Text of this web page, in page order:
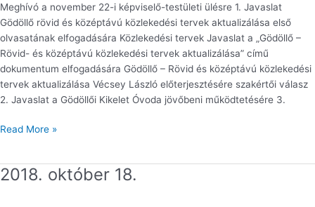
Meghívó a november 22-i képviselő-testületi ülésre 1. Javaslat
Gödöllő rövid és középtávú közlekedési tervek aktualizálása első
olvasatának elfogadására Közlekedési tervek Javaslat a „Gödöllő –
Rövid- és középtávú közlekedési tervek aktualizálása” című
dokumentum elfogadására Gödöllő – Rövid és középtávú közlekedési
tervek aktualizálása Vécsey László előterjesztésére szakértői válasz
2. Javaslat a Gödöllői Kikelet Óvoda jövőbeni működtetésére 3.
Read More »
2018. október 18.
2018.